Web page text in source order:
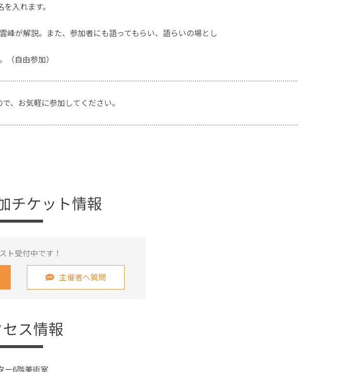
入れます。
峰が解説。また、参加者にも語ってもらい、語らいの場とし
（自由参加）
、お気軽に参加してください。
チケット情報
ト受付中です！
主催者へ質問
ス情報
ー6階美術室